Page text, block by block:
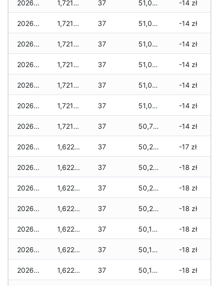
2026-05-08 1,721 zł 37 51,087 zł -14 zł
2026-05-07 1,721 zł 37 51,087 zł -14 zł
2026-05-06 1,721 zł 37 51,087 zł -14 zł
2026-05-05 1,721 zł 37 51,028 zł -14 zł
2026-05-04 1,721 zł 37 51,028 zł -14 zł
2026-05-03 1,721 zł 37 51,028 zł -14 zł
2026-05-02 1,721 zł 37 50,789 zł -14 zł
2026-05-01 1,622 zł 37 50,261 zł -17 zł
2026-04-30 1,622 zł 37 50,261 zł -18 zł
2026-04-29 1,622 zł 37 50,226 zł -18 zł
2026-04-28 1,622 zł 37 50,214 zł -18 zł
2026-04-27 1,622 zł 37 50,190 zł -18 zł
2026-04-26 1,622 zł 37 50,190 zł -18 zł
2026-04-25 1,622 zł 37 50,166 zł -18 zł